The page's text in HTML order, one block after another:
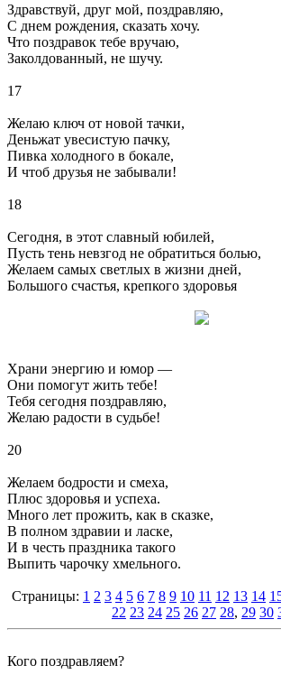
Здравствуй, друг мой, поздравляю,
С днем рождения, сказать хочу.
Что поздравок тебе вручаю,
Заколдованный, не шучу.
17
Желаю ключ от новой тачки,
Деньжат увесистую пачку,
Пивка холодного в бокале,
И чтоб друзья не забывали!
18
Сегодня, в этот славный юбилей,
Пусть тень невзгод не обратиться болью,
Желаем самых светлых в жизни дней,
Большого счастья, крепкого здоровья
Храни энергию и юмор —
Они помогут жить тебе!
Тебя сегодня поздравляю,
Желаю радости в судьбе!
20
Желаем бодрости и смеха,
Плюс здоровья и успеха.
Много лет прожить, как в сказке,
В полном здравии и ласке,
И в честь праздника такого
Выпить чарочку хмельного.
Страницы: 1 2 3 4 5 6 7 8 9 10 11 12 13 14
22 23 24 25 26 27 28, 29 30
Кого поздравляем?